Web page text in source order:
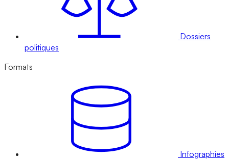
Dossiers
politiques
Formats
Infographies